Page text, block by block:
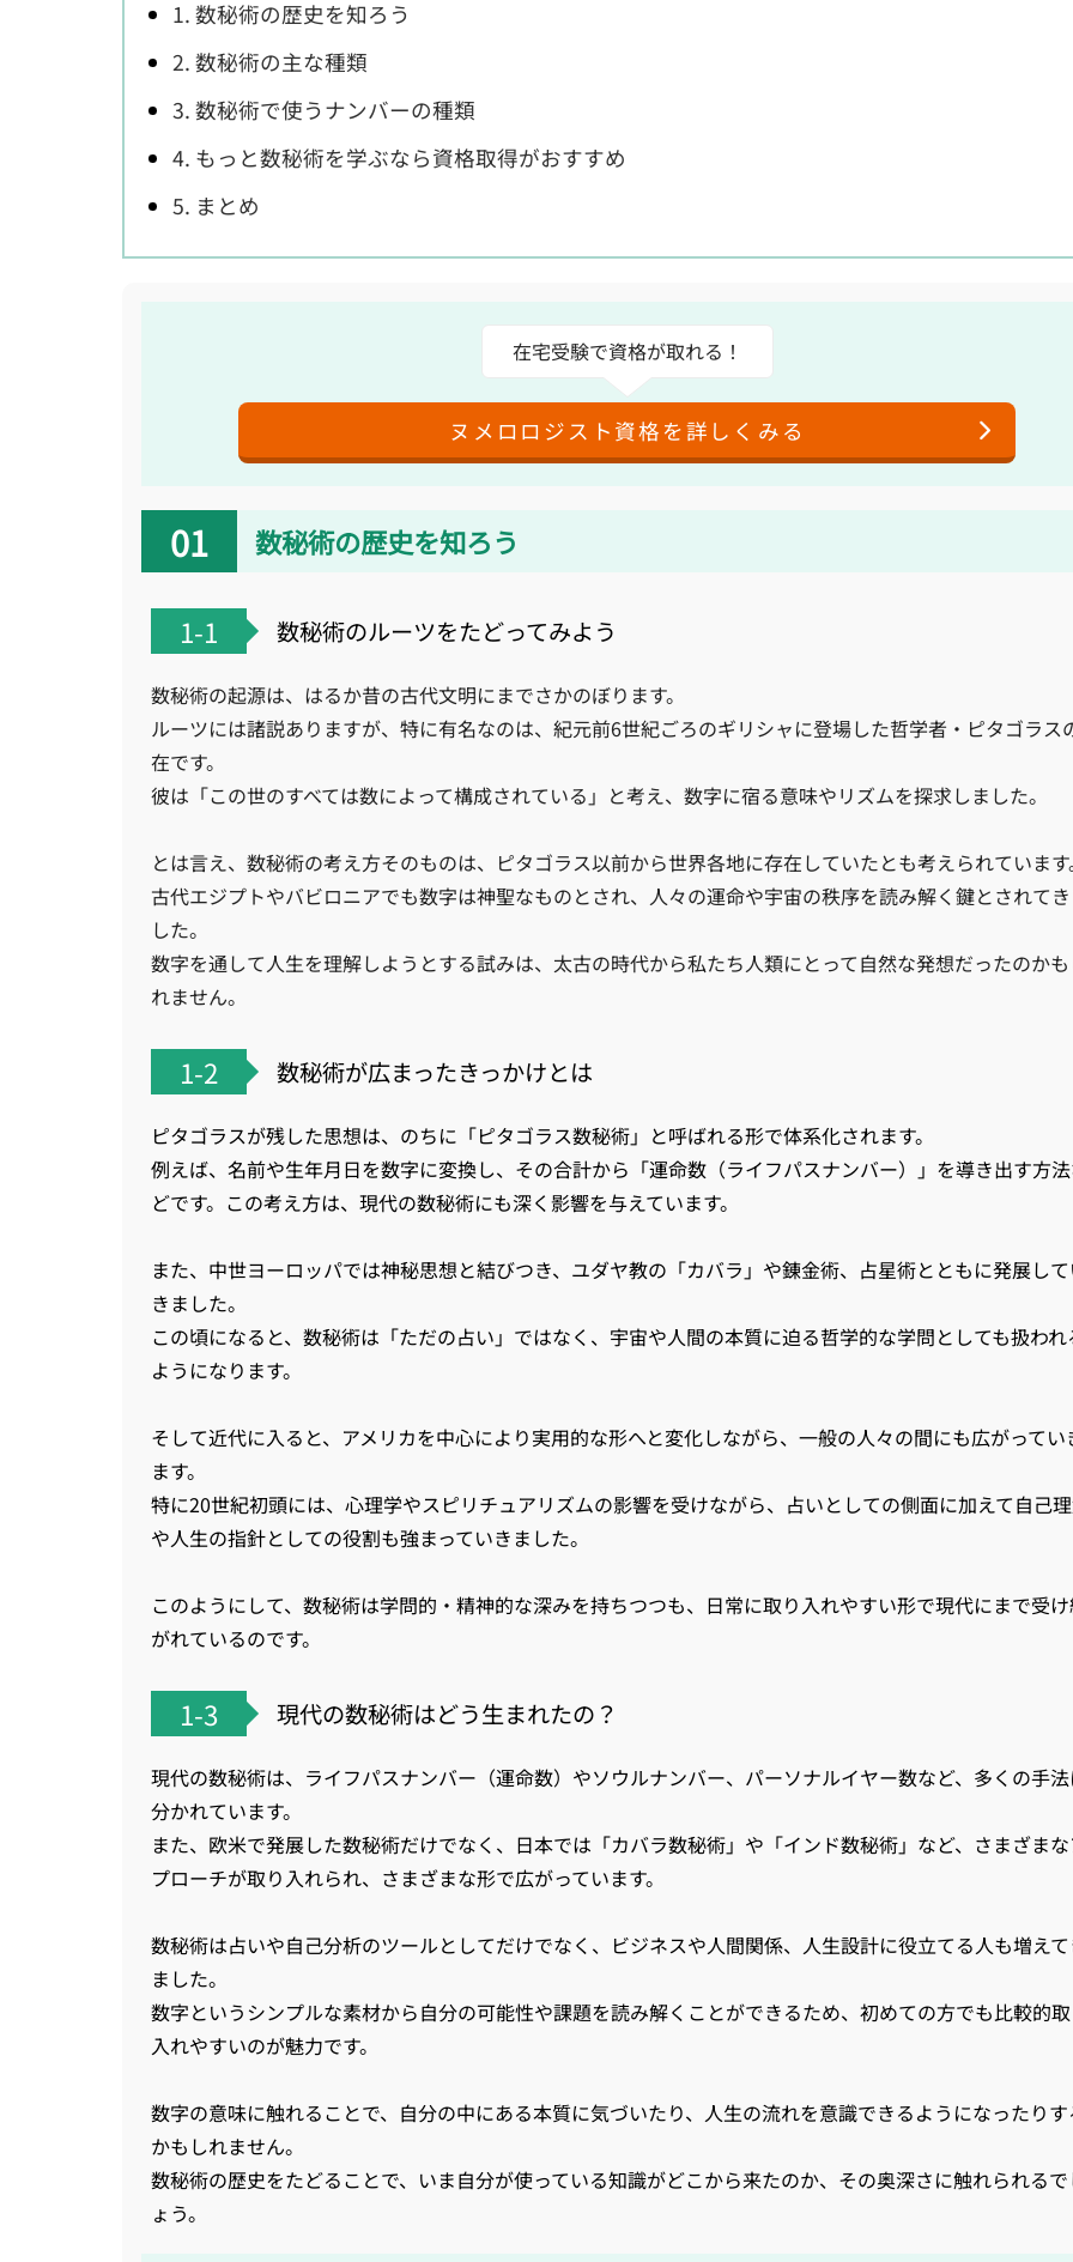
1. 数秘術の歴史を知ろう
2. 数秘術の主な種類
3. 数秘術で使うナンバーの種類
4. もっと数秘術を学ぶなら資格取得がおすすめ
5. まとめ
在宅受験で資格が取れる！
ヌメロロジスト資格を詳しくみる
数秘術の歴史を知ろう
1-1 数秘術のルーツをたどってみよう
数秘術の起源は、はるか昔の古代文明にまでさかのぼります。
ルーツには諸説ありますが、特に有名なのは、紀元前6世紀ごろのギリシャに登場した哲学者・ピタゴラス
在です。
彼は「この世のすべては数によって構成されている」と考え、数字に宿る意味やリズムを探求しました。
とは言え、数秘術の考え方そのものは、ピタゴラス以前から世界各地に存在していたとも考えられています
古代エジプトやバビロニアでも数字は神聖なものとされ、人々の運命や宇宙の秩序を読み解く鍵とされて
した。
数字を通して人生を理解しようとする試みは、太古の時代から私たち人類にとって自然な発想だったのか
れません。
1-2 数秘術が広まったきっかけとは
ピタゴラスが残した思想は、のちに「ピタゴラス数秘術」と呼ばれる形で体系化されます。
例えば、名前や生年月日を数字に変換し、その合計から「運命数（ライフパスナンバー）」を導き出す方
どです。この考え方は、現代の数秘術にも深く影響を与えています。
また、中世ヨーロッパでは神秘思想と結びつき、ユダヤ教の「カバラ」や錬金術、占星術とともに発展し
きました。
この頃になると、数秘術は「ただの占い」ではなく、宇宙や人間の本質に迫る哲学的な学問としても扱われ
ようになります。
そして近代に入ると、アメリカを中心により実用的な形へと変化しながら、一般の人々の間にも広がってい
ます。
特に20世紀初頭には、心理学やスピリチュアリズムの影響を受けながら、占いとしての側面に加えて自己
や人生の指針としての役割も強まっていきました。
このようにして、数秘術は学問的・精神的な深みを持ちつつも、日常に取り入れやすい形で現代にまで受
がれているのです。
1-3 現代の数秘術はどう生まれたの？
現代の数秘術は、ライフパスナンバー（運命数）やソウルナンバー、パーソナルイヤー数など、多くの手
分かれています。
また、欧米で発展した数秘術だけでなく、日本では「カバラ数秘術」や「インド数秘術」など、さまざま
プローチが取り入れられ、さまざまな形で広がっています。
数秘術は占いや自己分析のツールとしてだけでなく、ビジネスや人間関係、人生設計に役立てる人も増えて
ました。
数字というシンプルな素材から自分の可能性や課題を読み解くことができるため、初めての方でも比較的取
入れやすいのが魅力です。
数字の意味に触れることで、自分の中にある本質に気づいたり、人生の流れを意識できるようになったりす
かもしれません。
数秘術の歴史をたどることで、いま自分が使っている知識がどこから来たのか、その奥深さに触れられるで
ょう。